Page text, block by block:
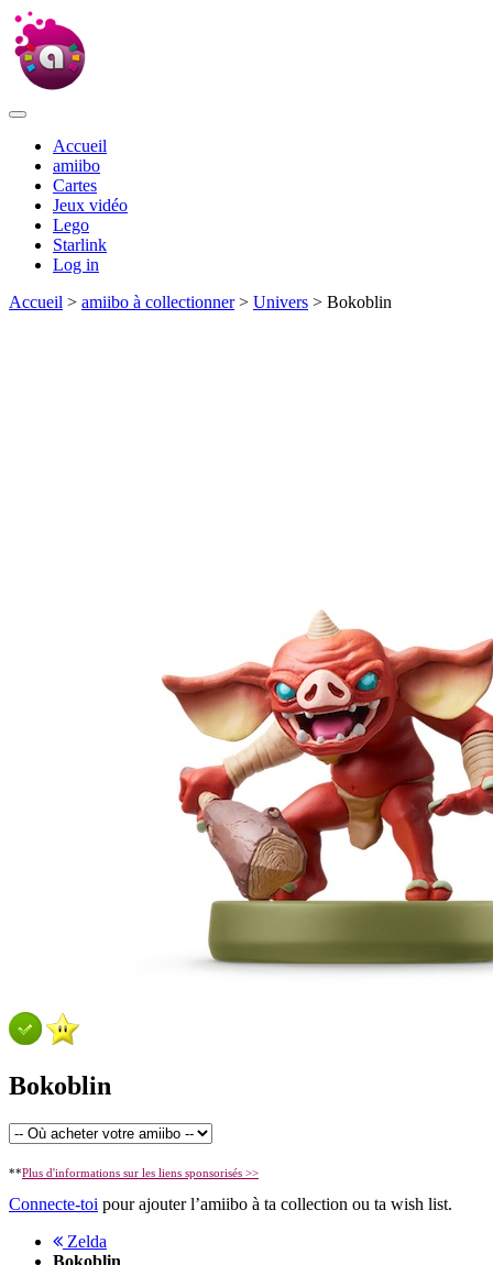
Accueil
amiibo
Cartes
Jeux vidéo
Lego
Starlink
Log in
Accueil > amiibo à collectionner> Univers > Bokoblin
Bokoblin
**Plus d'informations sur les liens sponsorisés >>
Connecte-toi pour ajouter l’amiibo à ta collection ou ta wish list.
Zelda
Bokoblin